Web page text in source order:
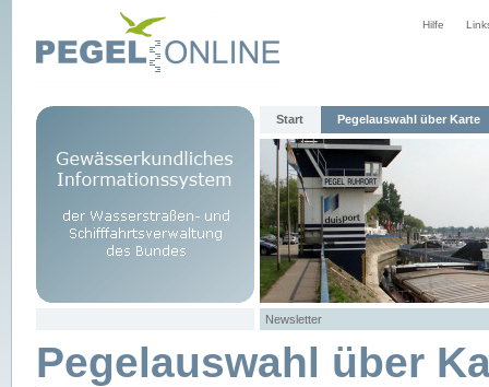
Hilfe
Start Pegelauswahl über Karte
Newsletter
Pegelauswahl über